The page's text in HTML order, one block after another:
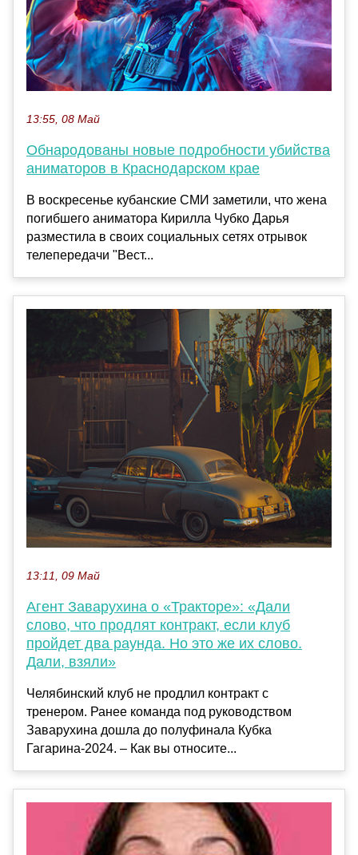
13:55, 08 Май
Обнародованы новые подробности убийства
аниматоров в Краснодарском крае
В воскресенье кубанские СМИ заметили, что жена
погибшего аниматора Кирилла Чубко Дарья
разместила в своих социальных сетях отрывок
телепередачи "Вест...
13:11, 09 Май
Агент Заварухина о «Тракторе»: «Дали
слово, что продлят контракт, если клуб
пройдет два раунда. Но это же их слово.
Дали, взяли»
Челябинский клуб не продлил контракт с
тренером. Ранее команда под руководством
Заварухина дошла до полуфинала Кубка
Гагарина-2024. – Как вы относите...